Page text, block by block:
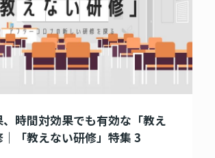
時間対効果でも有効な「教え
「教えない研修」特集 3